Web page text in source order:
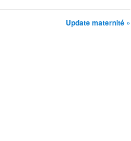
Update maternité »